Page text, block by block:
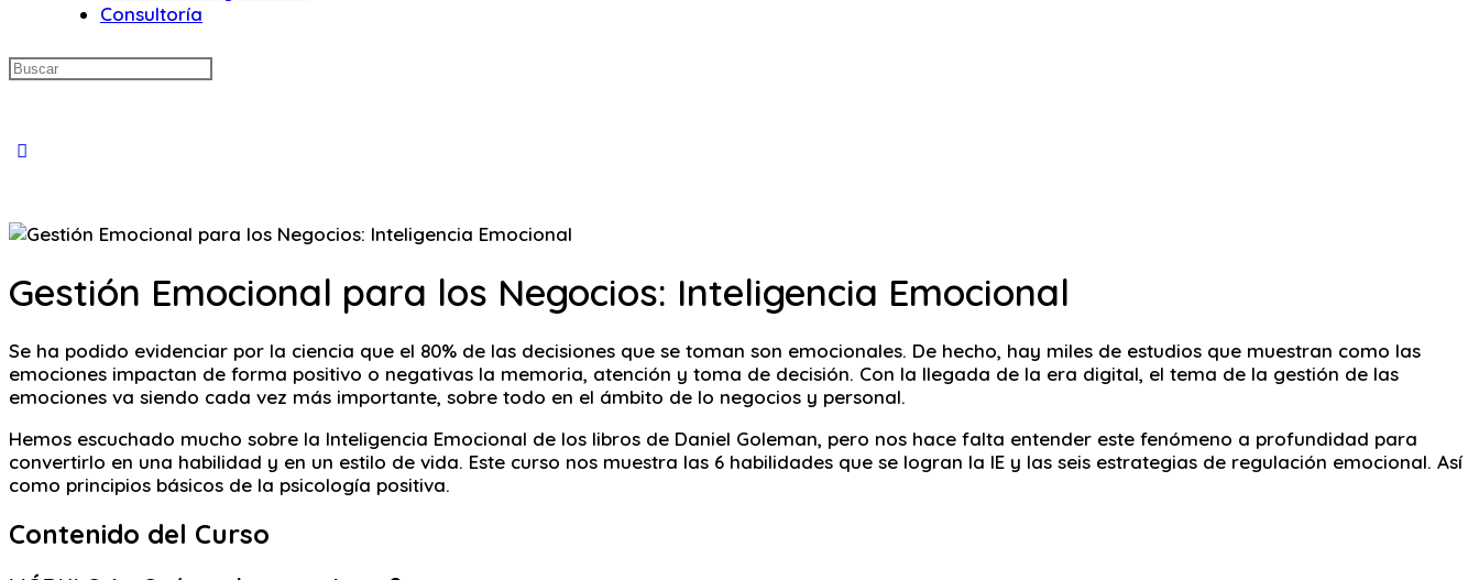
Consultoría
Buscar:
Gestión Emocional para los Negocios: Inteligencia Emocional
Se ha podido evidenciar por la ciencia que el 80% de las decisiones que se toman son emocionales. De hecho, hay miles de estudios que muestran como las
emociones impactan de forma positivo o negativas la memoria, atención y toma de decisión. Con la llegada de la era digital, el tema de la gestión de las
emociones va siendo cada vez más importante, sobre todo en el ámbito de lo negocios y personal.
Hemos escuchado mucho sobre la Inteligencia Emocional de los libros de Daniel Goleman, pero nos hace falta entender este fenómeno a profundidad para
convertirlo en una habilidad y en un estilo de vida. Este curso nos muestra las 6 habilidades que se logran la IE y las seis estrategias de regulación emocional. Así
como principios básicos de la psicología positiva.
Contenido del Curso